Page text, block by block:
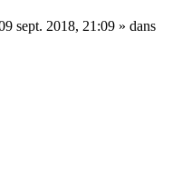
sept. 2018, 21:09 » dans